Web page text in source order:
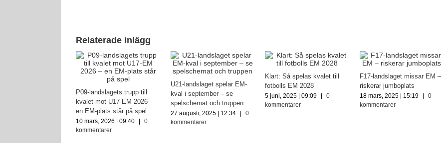
Relaterade inlägg
P09-landslagets trupp till
kvalet mot U17-EM 2026 –
en EM-plats står på spel
10 mars, 2026 | 09:40 |
0
kommentarer
U21-landslaget spelar EM-
kval i september – se
spelschemat och truppen
27 augusti, 2025 | 12:34 |
0
kommentarer
Klart: Så spelas kvalet till
fotbolls EM 2028
5 juni, 2025 | 09:09 |
0
kommentarer
F17-landslaget missar EM –
riskerar jumboplats
18 mars, 2025 | 15:19 |
0
kommentarer